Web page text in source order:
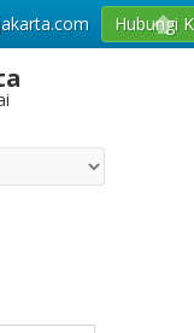
Hubungi